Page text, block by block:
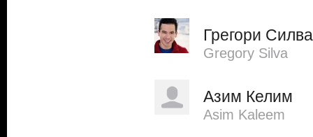
Грегори Силва
Gregory Silva
Азим Келим
Asim Kaleem